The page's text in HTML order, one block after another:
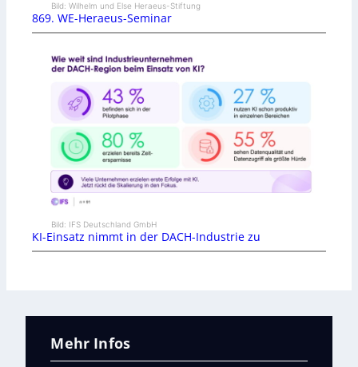
Bild: Wilhelm und Else Heraeus-Stiftung
869. WE-Heraeus-Seminar
Bild: IFS Deutschland GmbH
KI-Einsatz nimmt in der DACH-Industrie zu
Mehr Infos